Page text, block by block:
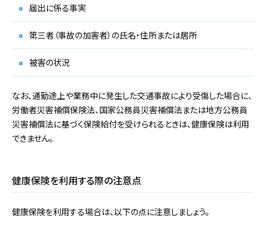
届出に係る事実
第三者（事故の加害者）の氏名・住所または居所
被害の状況
なお、通勤途上や業務中に発生した交通事故により受傷した場合に、
労働者災害補償保険法、国家公務員災害補償法または地方公務員
災害補償法に基づく保険給付を受けられるときは、健康保険は利用
できません。
健康保険を利用する際の注意点
健康保険を利用する場合は、以下の点に注意しましょう。